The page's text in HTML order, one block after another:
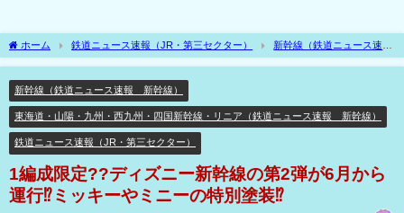
ホーム 鉄道ニュース速報（JR・第三セクター）
新幹線（鉄道ニュース速
報 新幹線）
1編成限定??ディズニー新幹線の第2弾が6月から運行⁉ミッキーやミ
新幹線（鉄道ニュース速報 新幹線）
東海道・山陽・九州・西九州・四国新幹線・リニア（鉄道ニュース速報 新幹線）
鉄道ニュース速報（JR・第三セクター）
1編成限定??ディズニー新幹線の第2弾が6月から
運行⁉ミッキーやミニーの特別塗装⁉